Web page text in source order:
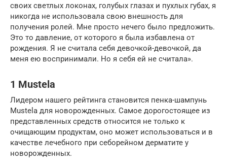
своих светлых локонах, голубых глазах и пухлых губах, я
никогда не использовала свою внешность для
получения ролей. Мне просто нечего было предложить.
Это то давление, от которого я была избавлена от
рождения. Я не считала себя девочкой-девочкой, да
меня ею воспринимали. Но я себя ей не считала».
1 Mustela
Лидером нашего рейтинга становится пенка-шампунь
Mustela для новорожденных. Самое дорогостоящее из
представленных средств относится не только к
очищающим продуктам, оно может использоваться и в
качестве лечебного при себорейном дерматите у
новорожденных.